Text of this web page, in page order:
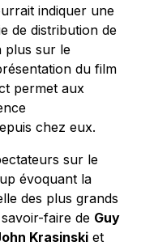
indiquer une
de distribution de
plus sur le
du film
permet aux
chez eux.
sur le
évoquant la
des plus grands
faire de Guy
Krasinski et